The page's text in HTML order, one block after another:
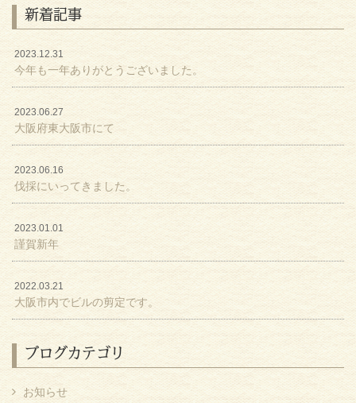
新着記事
2023.12.31
今年も一年ありがとうございました。
2023.06.27
大阪府東大阪市にて
2023.06.16
伐採にいってきました。
2023.01.01
謹賀新年
2022.03.21
大阪市内でビルの剪定です。
ブログカテゴリ
お知らせ